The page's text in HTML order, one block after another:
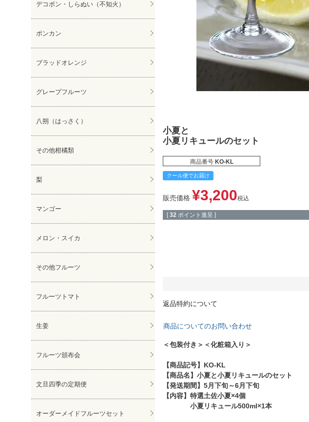
デコポン・しらぬい（不知火）
ポンカン
ブラッドオレンジ
グレープフルーツ
八朔（はっさく）
その他柑橘類
梨
マンゴー
メロン・スイカ
その他フルーツ
フルーツトマト
生姜
フルーツ頒布会
文旦四季の定期便
オーダーメイドフルーツセット
小夏と
小夏リキュールのセット
商品番号 KO-KL
クール便でお届け
販売価格 ¥3,200税込
[ 32 ポイント進呈 ]
返品特約について
商品についてのお問い合わせ
＜包装付き＞＜化粧箱入り＞
【商品記号】KO-KL
【商品名】小夏と小夏リキュールのセット
【発送期間】5月下旬～6月下旬
【内容】特選土佐小夏×4個
小夏リキュール500ml×1本